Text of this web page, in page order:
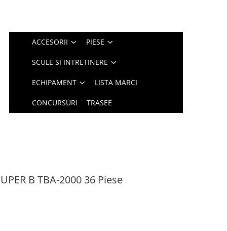
ACCESORII PIESE
SCULE SI INTRETINERE
ECHIPAMENT LISTA MARCI
CONCURSURI TRASEE
B TBA-2000 36 Piese